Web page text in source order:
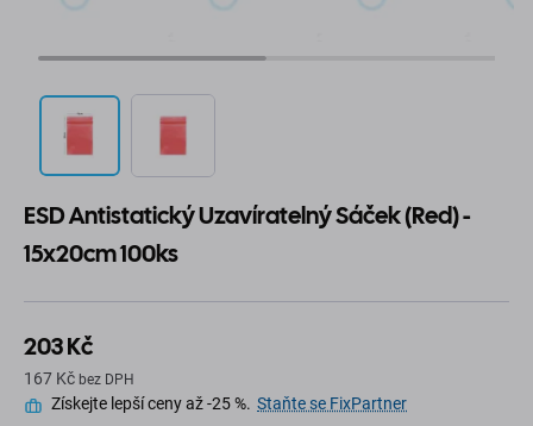
ESD Antistatický Uzavíratelný Sáček (Red) -
15x20cm 100ks
203 Kč
167 Kč bez DPH
Získejte lepší ceny až -25 %. Staňte se FixPartner